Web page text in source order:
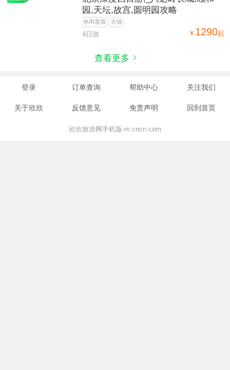
故宫四日游,北京旅游报价
小周末 休闲度假
￥ 1280起
4日游
北京深度四日游,_八达岭长城,颐和
￥1290
4日游